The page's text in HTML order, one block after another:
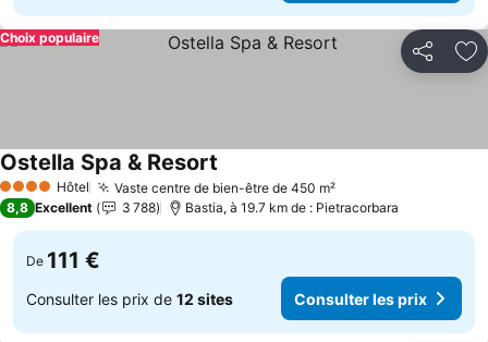
Partager
Choix populaire
4 Étoiles Hôtel Vaste centre de bien-être de 450 m²Consulter les prix
Ostella Spa & Resort
8,8 Excellent 3 788 Bastia, à 19.7 km de : Pietracorbara
De 111 €
Consulter les prix de 12 sites Consulter les prix